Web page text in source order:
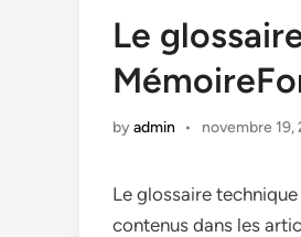
Le
byadmin • novembre 19,
Le glossaire
contenus dans les